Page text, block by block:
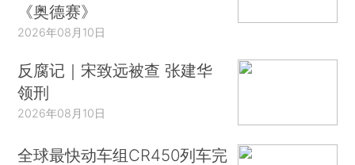
《奥德赛》
2026年08月10日
反腐记｜宋致远被查 张建华
领刑
2026年08月10日
全球最快动车组CR450列车完